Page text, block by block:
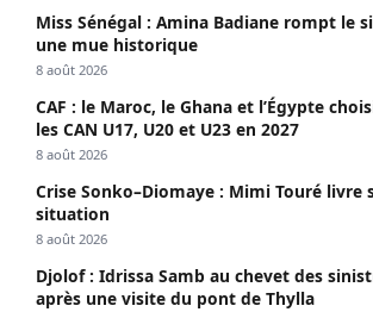
Miss Sénégal : Amina Badiane rompt le
une mue historique
8 août 2026
CAF : le Maroc, le Ghana et l’Égypte
les CAN U17, U20 et U23 en 2027
8 août 2026
Crise Sonko–Diomaye : Mimi Touré livre
situation
8 août 2026
Djolof : Idrissa Samb au chevet des
après une visite du pont de Thylla